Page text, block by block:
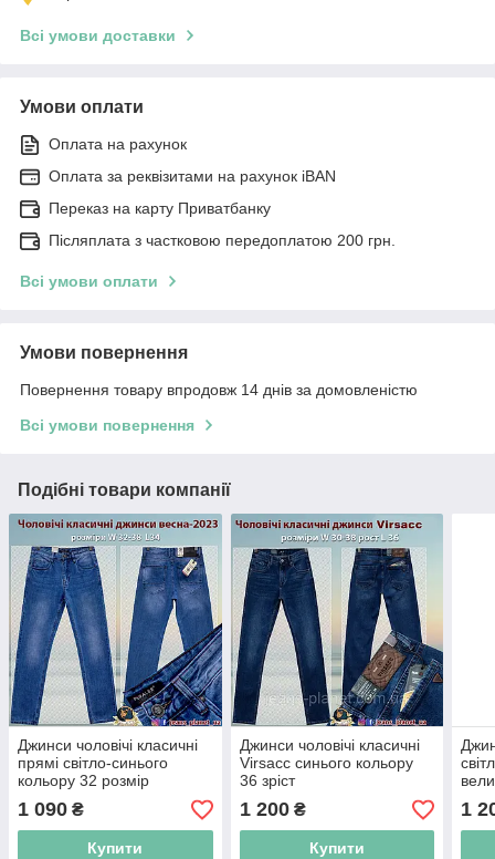
Всі умови доставки
Умови оплати
Оплата на рахунок
Оплата за реквізитами на рахунок iBAN
Переказ на карту Приватбанку
Післяплата з частковою передоплатою 200 грн.
Всі умови оплати
Умови повернення
Повернення товару впродовж 14 днів за домовленістю
Всі умови повернення
Подібні товари компанії
Джинси чоловічі класичні
прямі світло-синього
кольору 32 розмір
1 090 ₴
Купити
Джинси чоловічі класичні
Virsacc синього кольору
36 зріст
1 200₴
Купити
1